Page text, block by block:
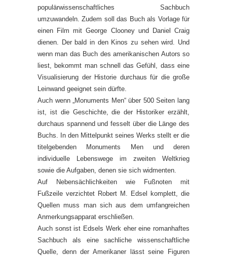
populärwissenschaftliches Sachbuch
umzuwandeln. Zudem soll das Buch als Vorlage für
einen Film mit George Clooney und Daniel Craig
dienen. Der bald in den Kinos zu sehen wird. Und
wenn man das Buch des amerikanischen Autors so
liest, bekommt man schnell das Gefühl, dass eine
Visualisierung der Historie durchaus für die große
Leinwand geeignet sein dürfte.
Auch wenn „Monuments Men“ über 500 Seiten lang
ist, ist die Geschichte, die der Historiker erzählt,
durchaus spannend und fesselt über die Länge des
Buchs. In den Mittelpunkt seines Werks stellt er die
titelgebenden Monuments Men und deren
individuelle Lebenswege im zweiten Weltkrieg
sowie die Aufgaben, denen sie sich widmenten.
Auf Nebensächlichkeiten wie Fußnoten mit
Fußzeile verzichtet Robert M. Edsel komplett, die
Quellen muss man sich aus dem umfangreichen
Anmerkungsapparat erschließen.
Auch sonst ist Edsels Werk eher eine romanhaftes
Sachbuch als eine sachliche wissenschaftliche
Quelle, denn der Amerikaner lässt seine Figuren